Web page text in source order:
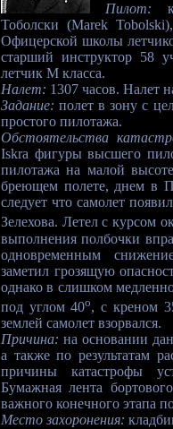
Пилот:
Тоболски (Marek
Офицерской школы
старший инструктор 58
летчик М класса.
Налет: 1307 часов. Налет
Задание: полет в зону с
простого пилотажа.
Обстоятельства
Iskra фигуры высшего
пилотажа на малой
бреющем полете, днем в
следует что самолет
Зелехова. Летел с курсом
выполнения полбочки
одновременным
заметил грозящую
однако в слишком
под углом 40o, с креном
землей самолет взорвался.
Причина: на основании
а также по результатам
причины катастрофы
Бумажная лента
важного конечного этапа
Место захоронения: